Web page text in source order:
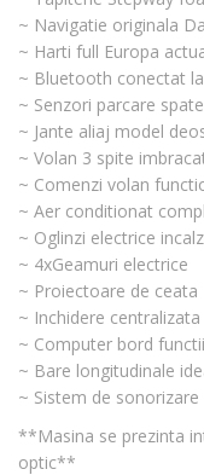
~ Navigatie originala
~ Harti full Europa
~ Bluetooth conectat
~ Senzori parcare
~ Jante aliaj model
~ Volan 3 spite
~ Comenzi volan
~ Aer conditionat
~ Oglinzi electrice
~ 4xGeamuri electrice
~ Proiectoare de ceata
~ Inchidere centralizata
~ Computer bord
~ Bare longitudinale
~ Sistem de
**Masina se prezinta
optic**